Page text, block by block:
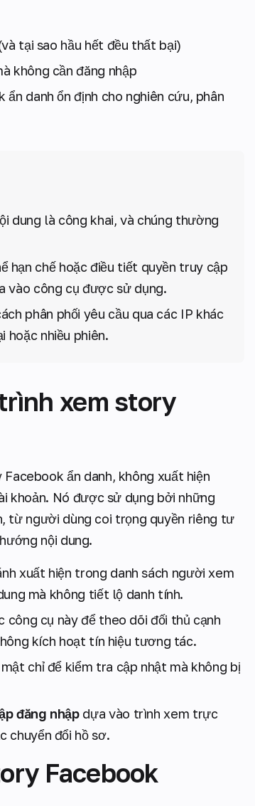
tại sao hầu hết đều thất bại)
không cần đăng nhập
danh ổn định cho nghiên cứu, phân
dung là công khai, và chúng thường
hạn chế hoặc điều tiết quyền truy cập
vào công cụ được sử dụng.
phân phối yêu cầu qua các IP khác
hoặc nhiều phiên.
xem story
ẩn danh, không xuất hiện
khoản. Nó được sử dụng bởi những
từ người dùng coi trọng quyền riêng tư
nội dung.
xuất hiện trong danh sách người xem
mà không tiết lộ danh tính.
công cụ này để theo dõi đối thủ cạnh
kích hoạt tín hiệu tương tác.
chỉ để kiểm tra cập nhật mà không bị
đăng nhậpdựa vào trình xem trực
chuyển đổi hồ sơ.
Facebook